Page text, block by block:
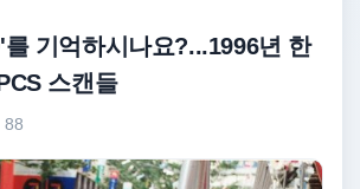
를 기억하시나요?...1996년 한
스캔들
88